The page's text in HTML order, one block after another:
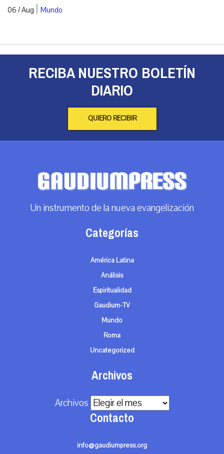
06 / Aug | Mundo
RECIBA NUESTRO BOLETÍN
DIARIO
QUIERO RECIBIR
Un instrumento de la nueva evangelización
Categorías
América Latina
Análisis
Espiritualidad
Gaudium-TV
Mundo
Roma
Uncategorized
Archivos
Archivos
Contacto
info@gaudiumpress.org